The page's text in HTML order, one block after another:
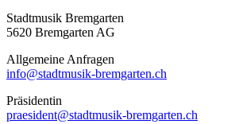
Stadtmusik Bremgarten
5620 Bremgarten AG
Allgemeine Anfragen
info@stadtmusik-bremgarten.ch
Präsidentin
praesident@stadtmusik-bremgarten.ch